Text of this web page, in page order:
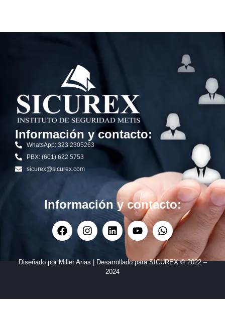
Información y contacto:
WhatsApp: 323 2305263
PBX: (601) 622 5753
sicurex@sicurex.com
Información y contacto:
Diseñado por Miller Arias | Desarrollado para SICUREX © 2022 –
2024